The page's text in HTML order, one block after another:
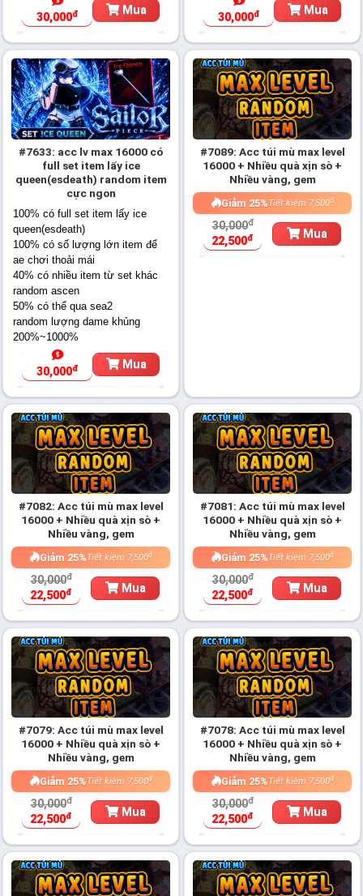
30,000đ Mua
30,000đ Mua
#7633: acc lv max 16000 có
full set item lấy ice
queen(esdeath) random item
cực ngon
100% có full set item lấy ice
queen(esdeath)
100% có số lượng lớn item để
ae chơi thoải mái
40% có nhiều item từ set khác
random ascen
50% có thể qua sea2
random lượng dame khủng
200%~1000%
30,000đ Mua
#7089: Acc túi mù max level
16000 + Nhiều quà xịn sò +
Nhiều vàng, gem
Giảm 25%Tiết kiệm 7,500đ
30,000đ
22,500đ Mua
#7082: Acc túi mù max level
16000 + Nhiều quà xịn sò +
Nhiều vàng, gem
Giảm 25%Tiết kiệm 7,500đ
30,000đ
22,500đ Mua
#7081: Acc túi mù max level
16000 + Nhiều quà xịn sò +
Nhiều vàng, gem
Giảm 25%Tiết kiệm 7,500đ
30,000đ
22,500đ Mua
#7079: Acc túi mù max level
16000 + Nhiều quà xịn sò +
Nhiều vàng, gem
Giảm 25%Tiết kiệm 7,500đ
30,000đ
22,500đ Mua
#7078: Acc túi mù max level
16000 + Nhiều quà xịn sò +
Nhiều vàng, gem
Giảm 25%Tiết kiệm 7,500đ
30,000đ
22,500đ Mua